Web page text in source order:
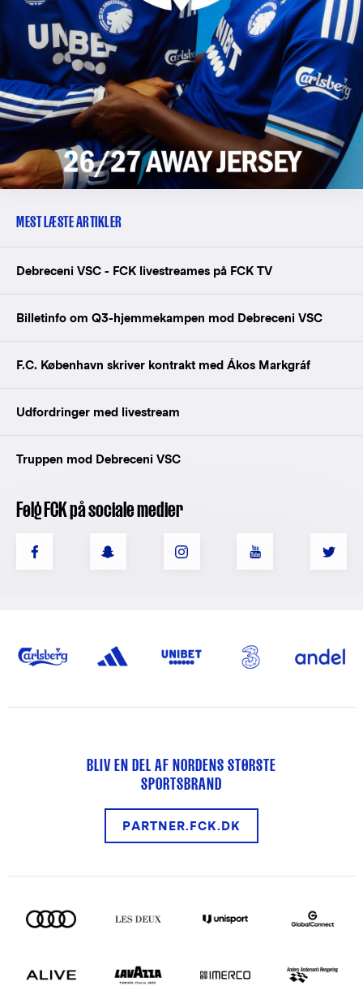
MEST LÆSTE ARTIKLER
Debreceni VSC - FCK livestreames på FCK TV
Billetinfo om Q3-hjemmekampen mod Debreceni VSC
F.C. København skriver kontrakt med Ákos Markgráf
Udfordringer med livestream
Truppen mod Debreceni VSC
Følg FCK på sociale medier
BLIV EN DEL AF NORDENS STØRSTE
SPORTSBRAND
PARTNER.FCK.DK